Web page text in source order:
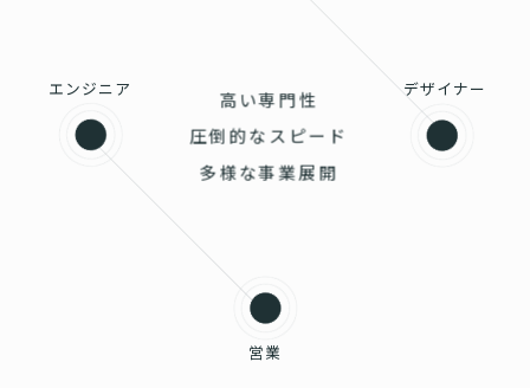
デザイナー
営業
エンジニア
高い専門性
圧倒的なスピード
多様な事業展開